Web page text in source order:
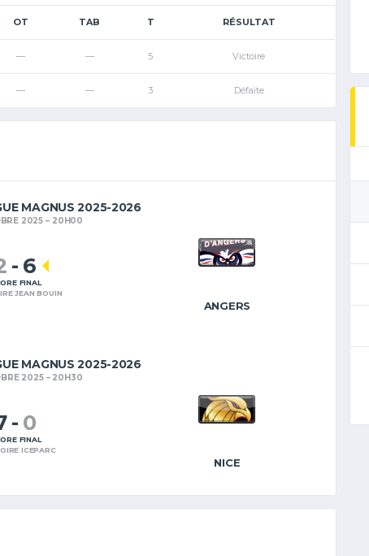
OT TAB T RÉSULTAT
— — 5 Victoire
— — 3 Défaite
MAGNUS 2025-2026
2025 20H00
ANGERS
- 6
FINAL
JEAN BOUIN
MAGNUS 2025-2026
2025 20H30
NICE
- 0
FINAL
ICEPARC